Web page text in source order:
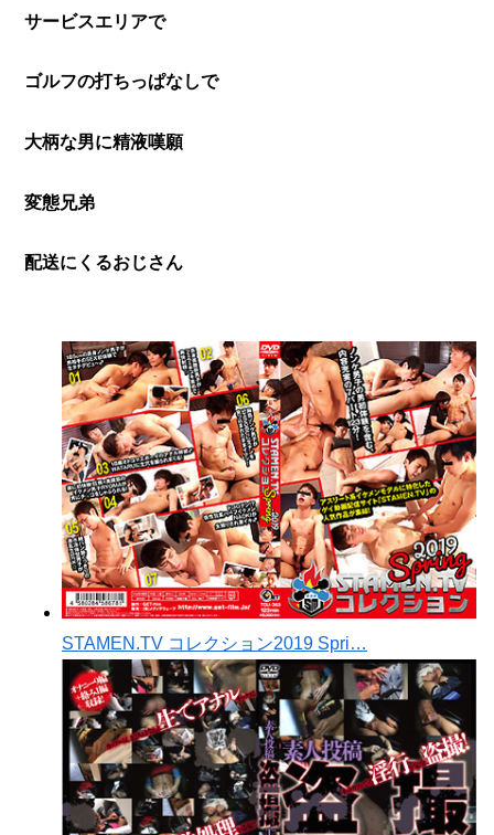
サービスエリアで
ゴルフの打ちっぱなしで
大柄な男に精液嘆願
変態兄弟
配送にくるおじさん
STAMEN.TV コレクション2019 Spri…